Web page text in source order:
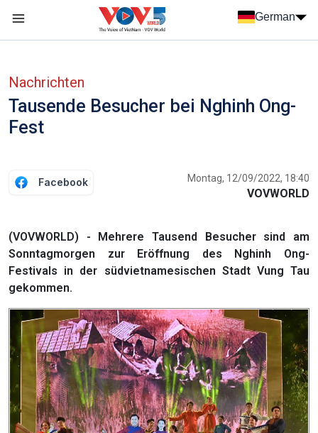
German
Nachrichten
Tausende Besucher bei Nghinh Ong-
Fest
Facebook Montag, 12/09/2022, 18:40
VOVWORLD
(VOVWORLD) - Mehrere Tausend Besucher sind am
Sonntagmorgen zur Eröffnung des Nghinh Ong-
Festivals in der südvietnamesischen Stadt Vung Tau
gekommen.